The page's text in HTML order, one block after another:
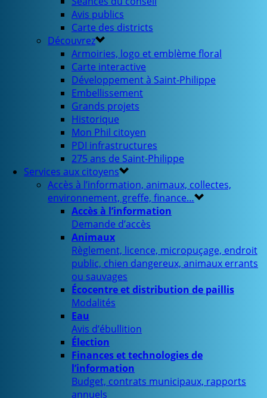
Avis publics
Carte des districts
Découvrez
Armoiries, logo et emblème floral
Carte interactive
Développement à Saint-Philippe
Embellissement
Grands projets
Historique
Mon Phil citoyen
PDI infrastructures
275 ans de Saint-Philippe
Services aux citoyens
Accès à l’information, animaux, collectes,
environnement, greffe, finance…
Accès à l’information
Demande d’accès
Animaux
Règlement, licence, micropuçage, endroit
public, chien dangereux, animaux errants
ou sauvages
Écocentre et distribution de paillis
Modalités
Eau
Avis d’ébullition
Élection
Finances et technologies de
l’information
Budget, contrats municipaux, rapports
annuels